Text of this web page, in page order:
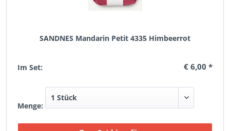
SANDNES Mandarin Petit 4335 Himbeerrot
Im Set: € 6,00 *
Menge: